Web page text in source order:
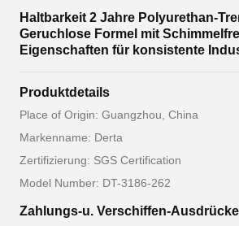
Haltbarkeit 2 Jahre Polyurethan-
Geruchlose Formel mit
Eigenschaften für konsistente
Produktdetails
Place of Origin: Guangzhou, China
Markenname: Derta
Zertifizierung: SGS Certification
Model Number: DT-3186-262
Zahlungs-u. Verschiffen-Ausdrücke